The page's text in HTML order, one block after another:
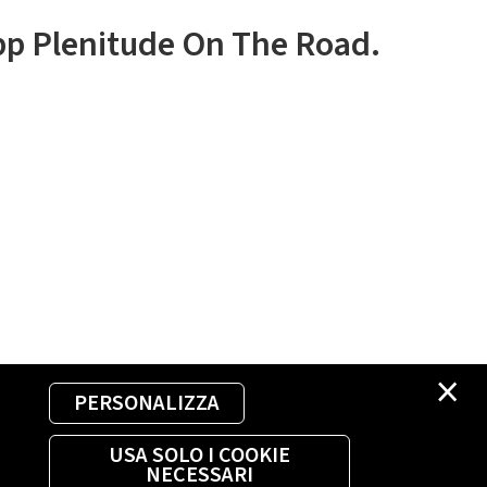
×
PERSONALIZZA
USA SOLO I COOKIE
NECESSARI
Plenitude On The Road.